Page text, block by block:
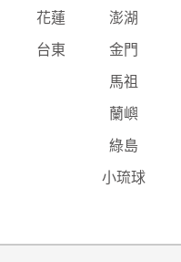
花蓮 澎湖
台東 金門
馬祖
蘭嶼
綠島
小琉球